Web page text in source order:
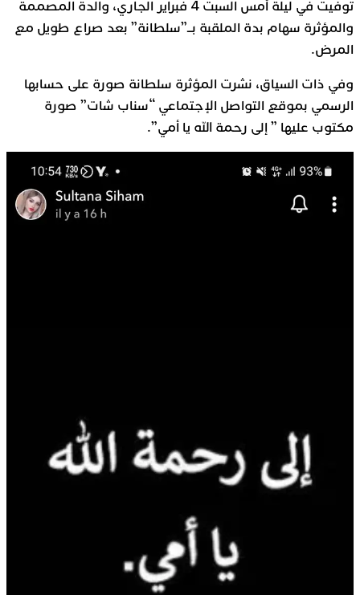
توفيت في ليلة أمس السبت 4 فبراير الجاري، والدة المصممة
والمؤثرة سهام بدة الملقبة بــ”سلطانة” بعد صراع طويل مع
المرض.
وفي ذات السياق، نشرت المؤثرة سلطانة صورة على حسابها
الرسمي بموقع التواصل الإجتماعي “سناب شات” صورة
مكتوب عليها ” إلى رحمة الله يا أمي”.